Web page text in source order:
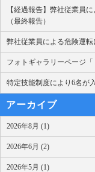
【経過報告】弊社従業員
（最終報告）
弊社従業員による危険運
フォトギャラリーページ
特定技能制度により6名が
アーカイブ
2026年8月 (1)
2026年6月 (2)
2026年5月 (1)